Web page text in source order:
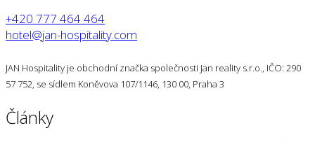
+420 777 464 464
hotel@jan-hospitality.com
JAN Hospitality je obchodní značka společnosti Jan reality s.r.o., IČO: 290
57 752, se sídlem Koněvova 107/1146, 130 00, Praha 3
Články